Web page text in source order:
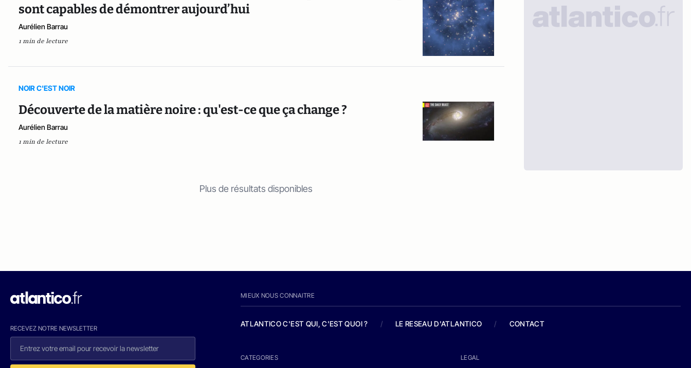
sont capables de démontrer aujourd’hui
Aurélien Barrau
1 min de lecture
NOIR C'EST NOIR
Découverte de la matière noire : qu'est-ce que ça change ?
Aurélien Barrau
1 min de lecture
Plus de résultats disponibles
RECEVEZ NOTRE NEWSLETTER
MIEUX NOUS CONNAITRE
ATLANTICO C'EST QUI, C'EST QUOI ? / LE RESEAU D'ATLANTICO / CONTACT
CATEGORIES LEGAL